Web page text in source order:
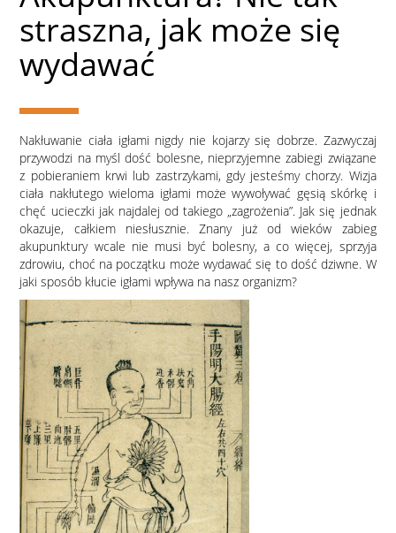
straszna, jak może się
wydawać
Nakłuwanie ciała igłami nigdy nie kojarzy się dobrze. Zazwyczaj
przywodzi na myśl dość bolesne, nieprzyjemne zabiegi związane
z pobieraniem krwi lub zastrzykami, gdy jesteśmy chorzy. Wizja
ciała nakłutego wieloma igłami może wywoływać gęsią skórkę i
chęć ucieczki jak najdalej od takiego „zagrożenia”. Jak się jednak
okazuje, całkiem niesłusznie. Znany już od wieków zabieg
akupunktury wcale nie musi być bolesny, a co więcej, sprzyja
zdrowiu, choć na początku może wydawać się to dość dziwne. W
jaki sposób kłucie igłami wpływa na nasz organizm?